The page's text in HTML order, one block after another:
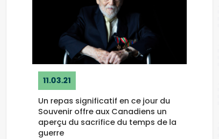
11.03.21
Un repas significatif en ce jour du
Souvenir offre aux Canadiens un
aperçu du sacrifice du temps de la
guerre